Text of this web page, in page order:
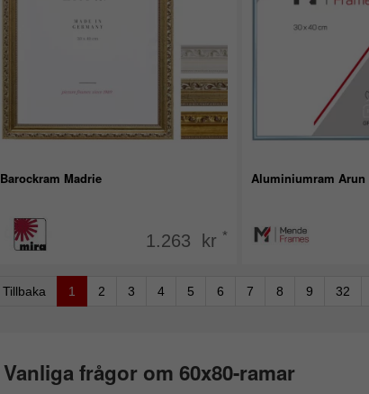
Barockram Madrie
1.263 kr *
Aluminiumram Arun
Tillbaka 1 2 3 4 5 6 7 8 9 32
Vanliga frågor om 60x80-ramar